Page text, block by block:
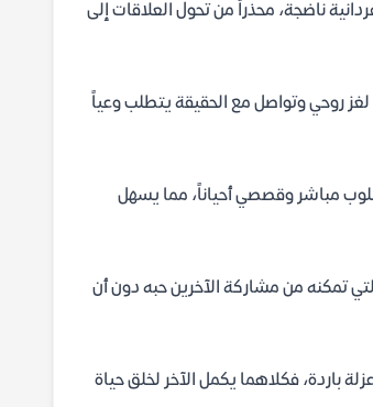
ناضجة، محذراً من تحول العلاقات إلى
روحي وتواصل مع الحقيقة يتطلب وعياً
مباشر وقصصي أحياناً، مما يسهل
تمكنه من مشاركة الآخرين حبه دون أن
باردة، فكلاهما يكمل الآخر لخلق حياة